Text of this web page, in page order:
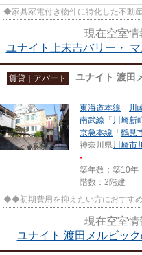
◆家具家電付き物件に特化した不動
現在空室情
ユナイト上末吉バリー・
賃貸｜アパート ユナイト 渡田
東海道本線 「 川
南武線 「 川崎新
京急本線 「 鶴見
神奈川県川崎市
-
築年数：築10年
階数：2階建
◆◆初期費用を抑えたい方におす
現在空室情
ユナイト 渡田メルビッ